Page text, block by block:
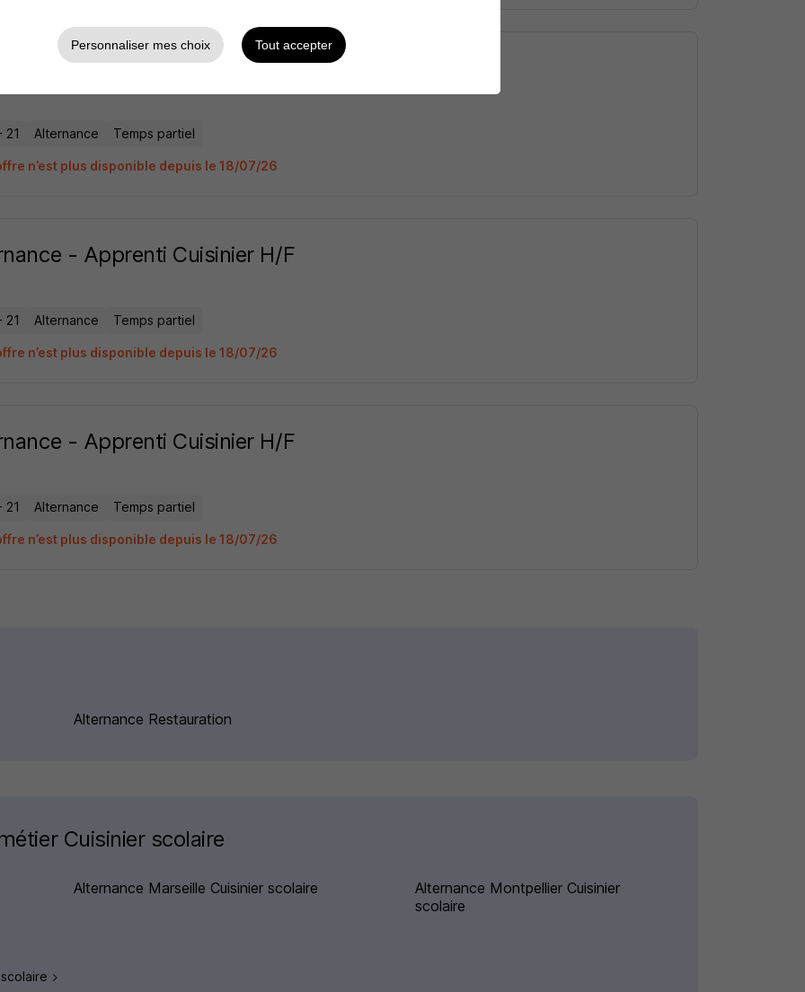
- Apprenti Cuisinier H/F
21 Alternance Temps partiel
n’est plus disponible depuis le 18/07/26
- Apprenti Cuisinier H/F
21 Alternance Temps partiel
n’est plus disponible depuis le 18/07/26
- Apprenti Cuisinier H/F
21 Alternance Temps partiel
n’est plus disponible depuis le 18/07/26
Alternance Restauration
Cuisinier scolaire
Alternance Marseille Cuisinier scolaire
Alternance Montpellier Cuisinier
scolaire
Personnaliser mes choix Tout accepter